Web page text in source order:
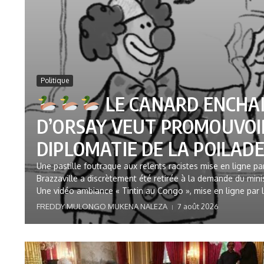
Politique
LE CANARD
D’ORSAY VEUT
DIPLOMATIE DE LA
Une pastille foutraque aux relents racistes mise en ligne
Brazzaville a discrètement été retirée à la demande du
Une vidéo ambiance « Tintin au Congo », mise en ligne par
FREDDY MULONGO MUKENA NALEZA 7 août 2026